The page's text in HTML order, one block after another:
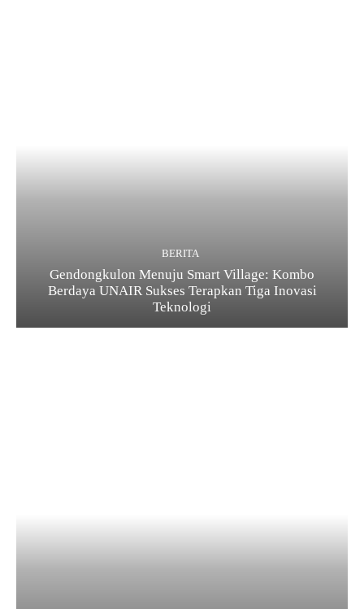
BERITA
Gendongkulon Menuju Smart Village: Kombo
Berdaya UNAIR Sukses Terapkan Tiga Inovasi
Teknologi